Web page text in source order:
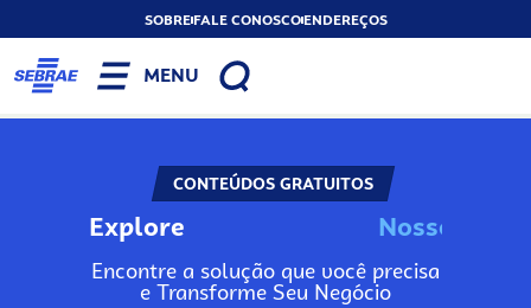
SOBREFALE CONOSCOENDEREÇOS
MENU
CONTEÚDOS GRATUITOS
Explore No
Encontre a solução que você precisa
e Transforme Seu Negócio